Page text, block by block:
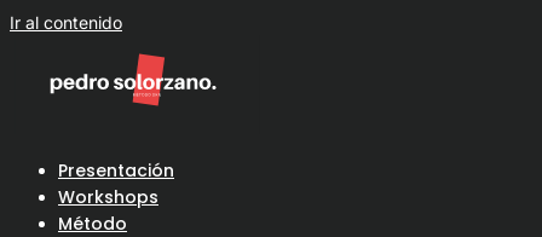
Ir al contenido
Presentación
Workshops
Método